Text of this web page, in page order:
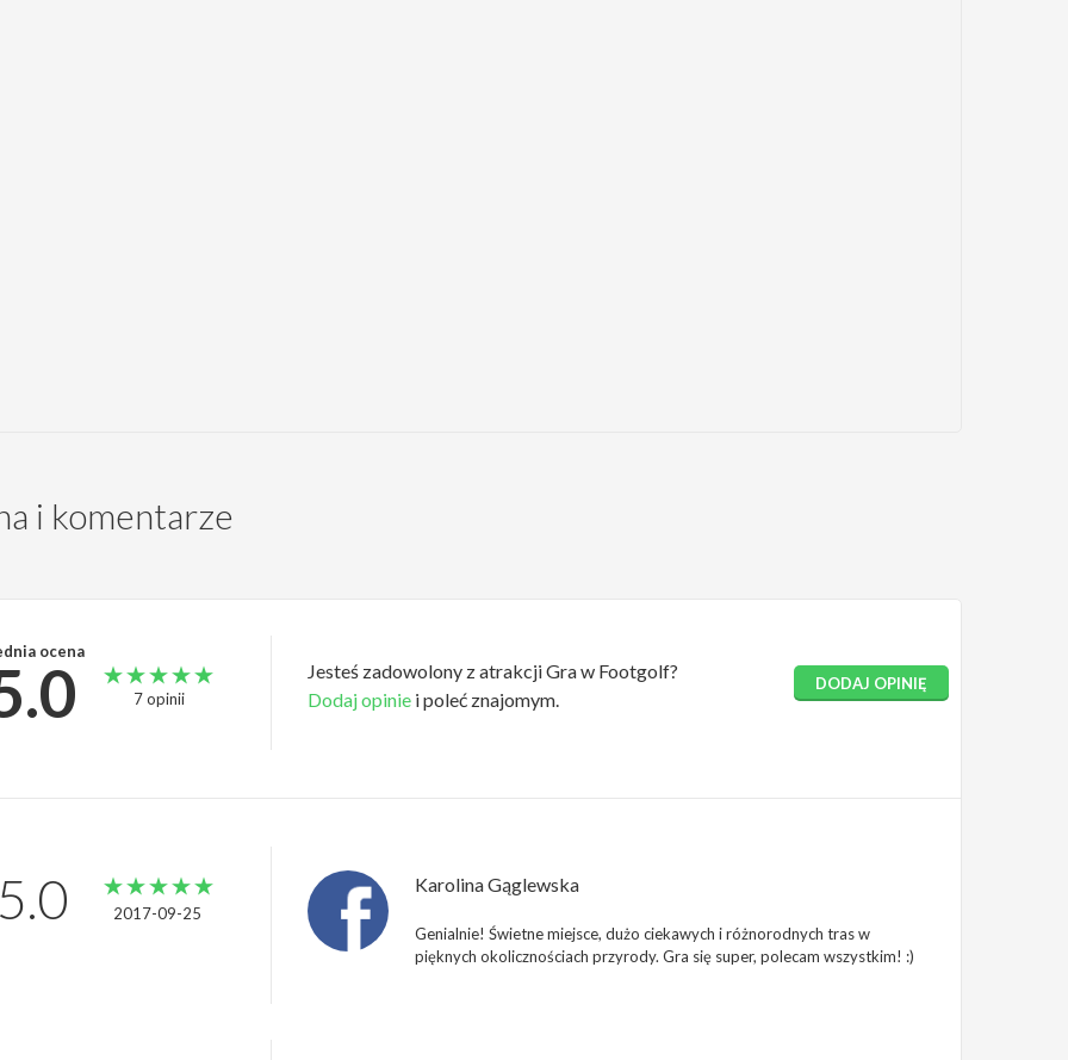
i komentarze
ocena
7 opinii
Jesteś zadowolony z atrakcji Gra w Footgolf?
Dodaj opiniei poleć znajomym.
DODAJ OPINIĘ
5.0 2017-09-25
Karolina Gąglewska
Genialnie! Świetne miejsce, dużo ciekawych i różnorodnych tras w
pięknych okolicznościach przyrody. Gra się super, polecam wszystkim! :)